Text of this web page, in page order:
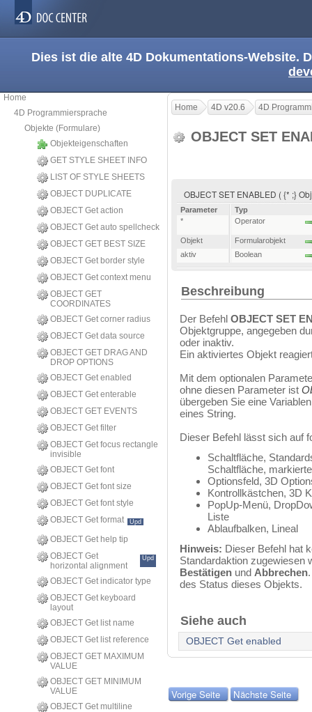
Dies ist die alte 4D Dokumentations-Website.
Home
4D Programmiersprache
Objekte (Formulare)
Objekteigenschaften
GET STYLE SHEET INFO
LIST OF STYLE SHEETS
OBJECT DUPLICATE
OBJECT Get action
OBJECT Get auto spellcheck
OBJECT GET BEST SIZE
OBJECT Get border style
OBJECT Get context menu
OBJECT GET
COORDINATES
OBJECT Get corner radius
OBJECT Get data source
OBJECT GET DRAG AND
DROP OPTIONS
OBJECT Get enabled
OBJECT Get enterable
OBJECT GET EVENTS
OBJECT Get filter
OBJECT Get focus rectangle
invisible
OBJECT Get font
OBJECT Get font size
OBJECT Get font style
OBJECT Get format
Upd
OBJECT Get help tip
OBJECT Get
horizontal alignment
Upd
OBJECT Get indicator type
OBJECT Get keyboard
layout
OBJECT Get list name
OBJECT Get list reference
OBJECT GET MAXIMUM
VALUE
OBJECT GET MINIMUM
VALUE
OBJECT Get multiline
Home 4D v20.6 4D
OBJECT SET
OBJECT SET ENABLED ( {* ;}
Parameter
Typ
*
Operator
Objekt
Formularobjekt
aktiv
Boolean
Beschreibung
Der Befehl OBJECT SET
Objektgruppe, angegeben
oder inaktiv.
Ein aktiviertes Objekt
Mit dem optionalen
ohne diesen Parameter ist
übergeben Sie eine
eines String.
Dieser Befehl lässt sich auf
Schaltfläche,
Schaltfläche,
Optionsfeld, 3D
Kontrollkästchen, 3D
PopUp-Menü,
Liste
Ablaufbalken, Lineal
Hinweis: Dieser Befehl hat
Standardaktion zugewiesen
Bestätigen und Abbrechen
des Status dieses Objekts.
Siehe auch
OBJECT Get enabled
Vorige Seite Nächste Seite